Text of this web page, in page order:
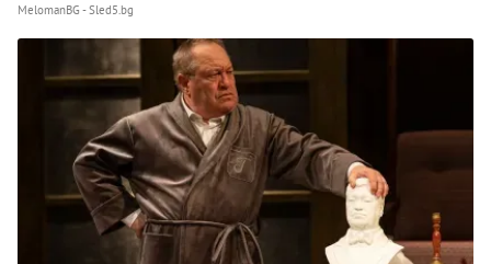
MelomanBG - Sled5.bg